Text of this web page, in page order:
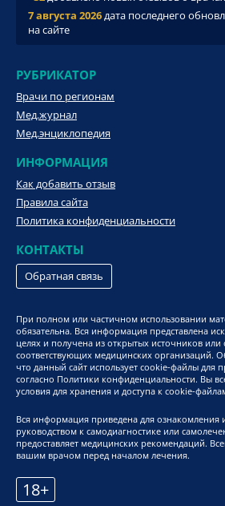
7 августа 2026дата последнего
на сайте
РУБРИКАТОР
Врачи по регионам
Мед.журнал
Мед.энциклопедия
ИНФОРМАЦИЯ
Как добавить отзыв
Правила сайта
Политика конфиденциальности
КОНТАКТЫ
Обратная связь
При полном или частичном использовании
обязательна. Вся информация представлена
целях и получена из открытых источников или
соответствующих медицинских организаций.
что данный сайт использует cookie-файлы для
согласно Политики конфиденциальности. Вы
условия для хранения и доступа к cookie-
Вся информация приведена для ознакомления
руководством к самодиагностике или
предоставляет медицинских рекомендаций.
вашим врачом перед началом лечения.
18+